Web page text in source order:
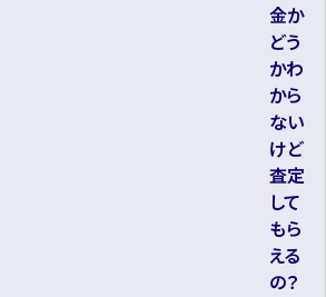
金か
どう
かわ
から
ない
けど
査定
して
もら
える
の？